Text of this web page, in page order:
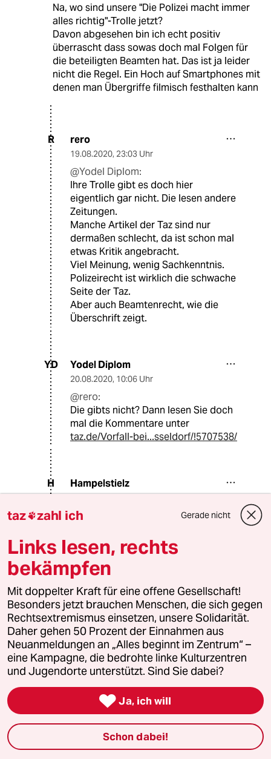
Na, wo sind unsere "Die Polizei macht immer
alles richtig"-Trolle jetzt?
Davon abgesehen bin ich echt positiv
überrascht dass sowas doch mal Folgen für
die beteiligten Beamten hat. Das ist ja leider
nicht die Regel. Ein Hoch auf Smartphones mit
denen man Übergriffe filmisch festhalten kann
R rero
19.08.2020, 23:03 Uhr
@Yodel Diplom:
Ihre Trolle gibt es doch hier
eigentlich gar nicht. Die lesen andere
Zeitungen.
Manche Artikel der Taz sind nur
dermaßen schlecht, da ist schon mal
etwas Kritik angebracht.
Viel Meinung, wenig Sachkenntnis.
Polizeirecht ist wirklich die schwache
Seite der Taz.
Aber auch Beamtenrecht, wie die
Überschrift zeigt.
YD Yodel Diplom
20.08.2020, 10:06 Uhr
@rero:
Die gibts nicht? Dann lesen Sie doch
mal die Kommentare unter
taz.de/Vorfall-bei...sseldorf/!5707538/
H Hampelstielz
20.08.2020,09:32 Uhr
@rero:
richtig feststellst, ist aber die einzige
bekanntere Zeitung, die das Kind
beim Namen nennt. Die Taz oder
besser gesagt einige Autoren (z.B. im
Fall Hannibal) haben trotz
beschränkter Möglichkeiten ziemlich
viel Aufdeckungsarbeit geleistet,
welche eigentlich Ermittler von
Staatsseite hätten bringen müssen.
Die größeren Zeitungen haben sich
eher beim rechten Framing
hervorgetan und sind genauso oft im
Detail fehlerhaft.
Rudolf Fissner
taz zahl ich Gerade nicht
Links lesen, rechts
bekämpfen
Mit doppelter Kraft für eine offene Gesellschaft!
Besonders jetzt brauchen Menschen, die sich gegen
Rechtsextremismus einsetzen, unsere Solidarität.
Daher gehen 50 Prozent der Einnahmen aus
Neuanmeldungen an „Alles beginnt im Zentrum“ –
eine Kampagne, die bedrohte linke Kulturzentren
und Jugendorte unterstützt. Sind Sie dabei?
 Ja, ich will
Schon dabei!